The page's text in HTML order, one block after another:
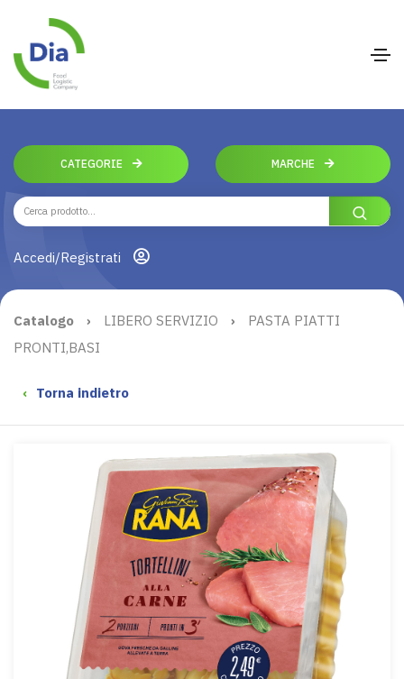
CATEGORIE MARCHE
Accedi/Registrati
Catalogo › LIBERO SERVIZIO ›
PASTA PIATTI
PRONTI,BASI
‹ Torna indietro